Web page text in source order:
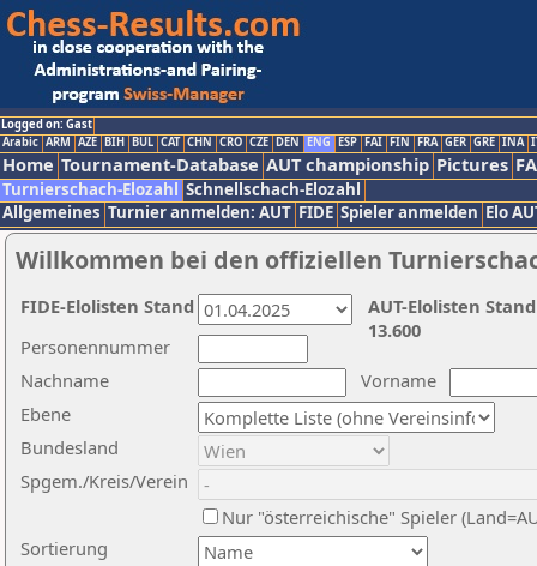
Logged on: Gast
Arabic ARM AZE BIH BUL CAT CHN CRO CZE DEN ENG ESP FAI FIN FRA GER GRE INA
Home Tournament-Database AUT championship Pictures
Turnierschach-Elozahl Schnellschach-Elozahl
Allgemeines Turnier anmelden: AUT FIDE Spieler anmelden Elo
Willkommen bei den offiziellen
Nachname
Vorname
Ebene
Sortierung
Personennummer
Bundesland
Spgem./Kreis/Verein
Nur "österreichische" Spieler
AUT-Elolisten
13.600
FIDE-Elolisten Stand